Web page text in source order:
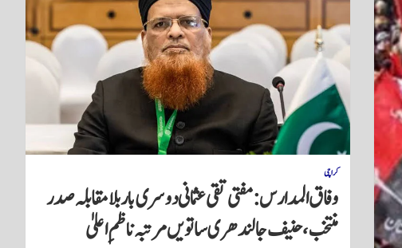
کراچی
وفاق المدارس: مفتی تقی عثمانی دوسری بار بلا مقابلہ صدر
منتخب، حنیف جالندھری ساتویں مرتبہ ناظمِ اعلیٰ